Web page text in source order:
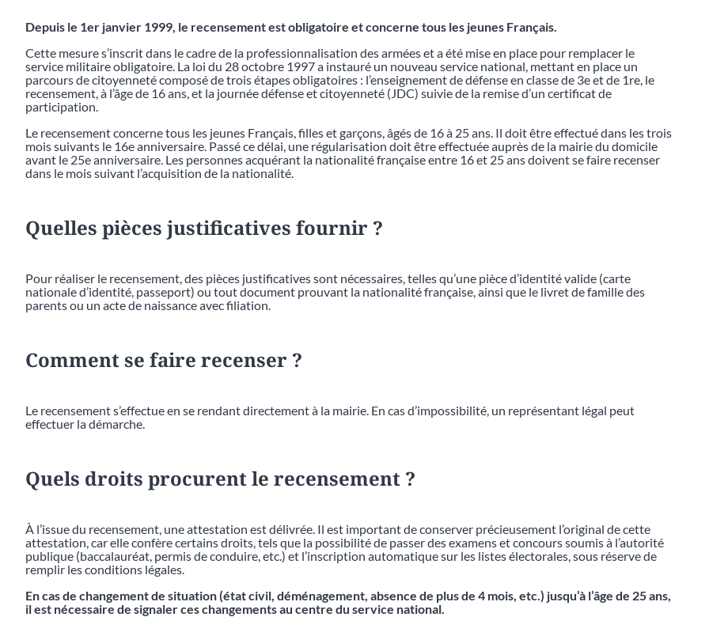
Depuis le 1er janvier 1999, le recensement est obligatoire et concerne tous les jeunes Français.
Cette mesure s’inscrit dans le cadre de la professionnalisation des armées et a été mise en place pour remplacer le
service militaire obligatoire. La loi du 28 octobre 1997 a instauré un nouveau service national, mettant en place un
parcours de citoyenneté composé de trois étapes obligatoires : l’enseignement de défense en classe de 3e et de 1re, le
recensement, à l’âge de 16 ans, et la journée défense et citoyenneté (JDC) suivie de la remise d’un certificat de
participation.
Le recensement concerne tous les jeunes Français, filles et garçons, âgés de 16 à 25 ans. Il doit être effectué dans les trois
mois suivants le 16e anniversaire. Passé ce délai, une régularisation doit être effectuée auprès de la mairie du domicile
avant le 25e anniversaire. Les personnes acquérant la nationalité française entre 16 et 25 ans doivent se faire recenser
dans le mois suivant l’acquisition de la nationalité.
Quelles pièces justificatives fournir ?
Pour réaliser le recensement, des pièces justificatives sont nécessaires, telles qu’une pièce d’identité valide (carte
nationale d’identité, passeport) ou tout document prouvant la nationalité française, ainsi que le livret de famille des
parents ou un acte de naissance avec filiation.
Comment se faire recenser ?
Le recensement s’effectue en se rendant directement à la mairie. En cas d’impossibilité, un représentant légal peut
effectuer la démarche.
Quels droits procurent le recensement ?
À l’issue du recensement, une attestation est délivrée. Il est important de conserver précieusement l’original de cette
attestation, car elle confère certains droits, tels que la possibilité de passer des examens et concours soumis à l’autorité
publique (baccalauréat, permis de conduire, etc.) et l’inscription automatique sur les listes électorales, sous réserve de
remplir les conditions légales.
En cas de changement de situation (état civil, déménagement, absence de plus de 4 mois, etc.) jusqu’à l’âge de 25 ans,
il est nécessaire de signaler ces changements au centre du service national.